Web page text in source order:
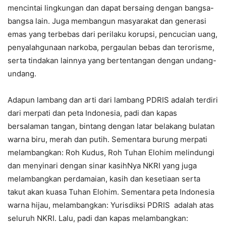
mencintai lingkungan dan dapat bersaing dengan bangsa-
bangsa lain. Juga membangun masyarakat dan generasi
emas yang terbebas dari perilaku korupsi, pencucian uang,
penyalahgunaan narkoba, pergaulan bebas dan terorisme,
serta tindakan lainnya yang bertentangan dengan undang-
undang.
Adapun lambang dan arti dari lambang PDRIS adalah terdiri
dari merpati dan peta Indonesia, padi dan kapas
bersalaman tangan, bintang dengan latar belakang bulatan
warna biru, merah dan putih. Sementara burung merpati
melambangkan: Roh Kudus, Roh Tuhan Elohim melindungi
dan menyinari dengan sinar kasihNya NKRI yang juga
melambangkan perdamaian, kasih dan kesetiaan serta
takut akan kuasa Tuhan Elohim. Sementara peta Indonesia
warna hijau, melambangkan: Yurisdiksi PDRIS adalah atas
seluruh NKRI. Lalu, padi dan kapas melambangkan: